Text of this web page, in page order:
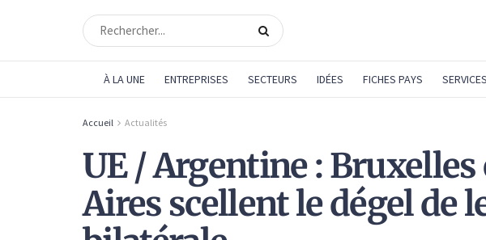
À LA UNE ENTREPRISES SECTEURS IDÉES FICHES PAYS
Accueil Actualités
UE / Argentine :
Aires scellent le dégel de